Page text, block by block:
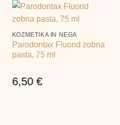
KOZMETIKA IN NEGA
Parodontax Fluorid zobna
pasta, 75 ml
6,50 €